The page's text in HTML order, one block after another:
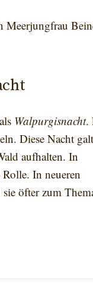
Meerjungfrau
Walpurgisnacht.
Diese Nacht
aufhalten. In
In neueren
öfter zum